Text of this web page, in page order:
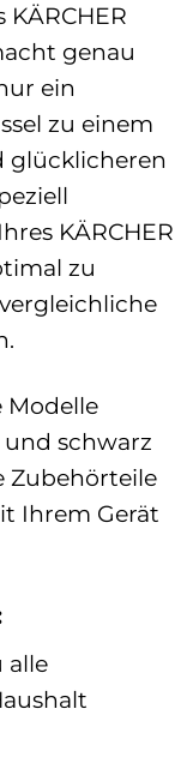
genau
ein
zu einem
glücklicheren
KÄRCHER
zu
Modelle
und schwarz
Zubehörteile
Ihrem Gerät
alle